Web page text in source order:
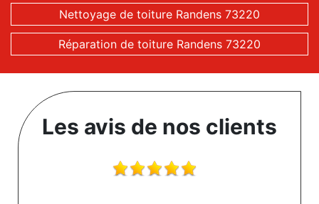
Nettoyage de toiture Randens 73220
Réparation de toiture Randens 73220
Les avis de nos clients